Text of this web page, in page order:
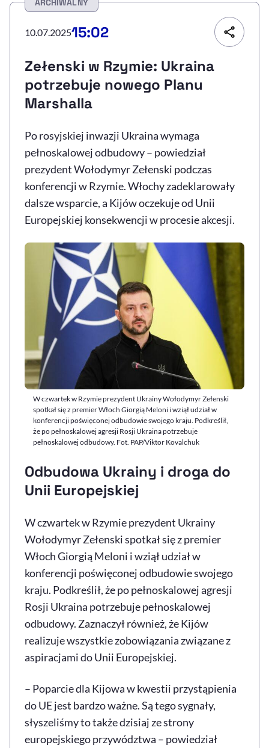
Sprawdź, jak i dlaczego zwiększamy dostępność , otwiera się w nowym
Deklaracja dostępności, otwiera się w nowym oknie
Zgłoś problem
, otwiera się w
ARCHIWALNY
10.07.202515:02
Zełenski w Rzymie: Ukraina
potrzebuje nowego Planu
Marshalla
Po rosyjskiej inwazji Ukraina wymaga
pełnoskalowej odbudowy – powiedział
prezydent Wołodymyr Zełenski podczas
konferencji w Rzymie. Włochy zadeklarowały
dalsze wsparcie, a Kijów oczekuje od Unii
Europejskiej konsekwencji w procesie akcesji.
W czwartek w Rzymie prezydent Ukrainy Wołodymyr Zełenski
spotkał się z premier Włoch Giorgią Meloni i wziął udział w
konferencji poświęconej odbudowie swojego kraju. Podkreślił,
że po pełnoskalowej agresji Rosji Ukraina potrzebuje
pełnoskalowej odbudowy. Fot. PAP/Viktor Kovalchuk
Odbudowa Ukrainy i droga do
Unii Europejskiej
W czwartek w Rzymie prezydent Ukrainy
Wołodymyr Zełenski spotkał się z premier
Włoch Giorgią Meloni i wziął udział w
konferencji poświęconej odbudowie swojego
kraju. Podkreślił, że po pełnoskalowej agresji
Rosji Ukraina potrzebuje pełnoskalowej
odbudowy. Zaznaczył również, że Kijów
realizuje wszystkie zobowiązania związane z
aspiracjami do Unii Europejskiej.
– Poparcie dla Kijowa w kwestii przystąpienia
do UE jest bardzo ważne. Są tego sygnały,
słyszeliśmy to także dzisiaj ze strony
europejskiego przywództwa – powiedział